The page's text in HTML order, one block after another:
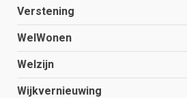
Verstening
WelWonen
Welzijn
Wijkvernieuwing